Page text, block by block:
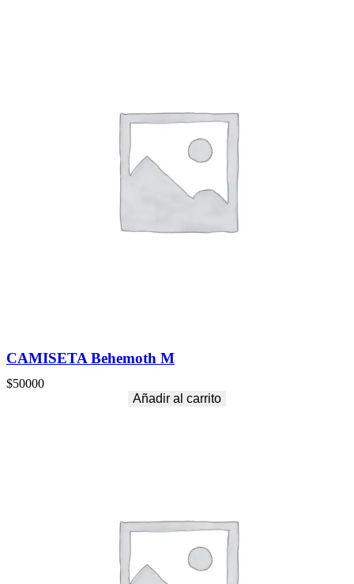
CAMISETA Behemoth M
$50000
Añadir al carrito